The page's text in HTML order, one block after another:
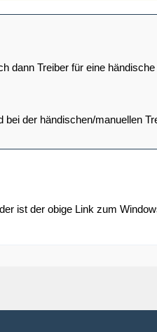
dann Treiber für eine
der händischen/manuellen
ist der obige Link zum